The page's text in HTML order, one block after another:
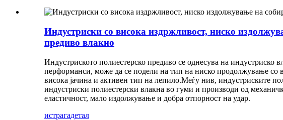
Индустриски со висока издржливост, ниско
предиво влакно
Индустриското полиестерско предиво се однесува на
перформанси, може да се подели на тип на ниско продолжување со
висока јачина и активен тип на лепило.Меѓу нив, индустриските
индустриски полиестерски влакна во гуми и производи од
еластичност, мало издолжување и добра отпорност на удар.
истрагадетал